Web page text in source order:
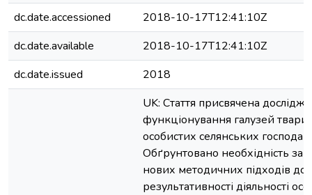
dc.date.accessioned
2018-10-17T12:41:10Z
dc.date.available
2018-10-17T12:41:10Z
dc.date.issued
2018
UK: Стаття присвячена
функціонування галузей
особистих селянських
Обґрунтовано необхідність
нових методичних підходів до
результативності діяльності